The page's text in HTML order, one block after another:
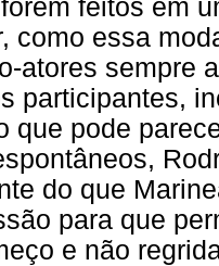
feitos em
como essa
atores sempre
participantes,
que pode
do que
para que
e não